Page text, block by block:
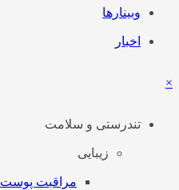
وبینارها
اخبار
×
تندرستی و سلامت
زیبایی
مراقبت پوست